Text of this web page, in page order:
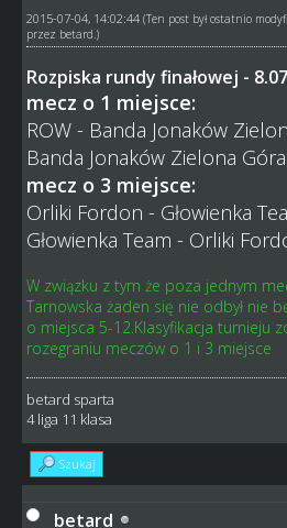
2015-07-04, 14:02:44 (Ten post był ostatnio
przez betard .)
Rozpiska rundy finałowej -
mecz o 1 miejsce:
ROW - Banda Jonaków
Banda Jonaków Zielona
mecz o 3 miejsce:
Orliki Fordon - Głowienka
Głowienka Team - Orliki
W związku z tym że poza jednym
Tarnowska żaden się nie odbył nie
o miejsca 5-12.Klasyfikacja turnieju
rozegraniu meczów o 1 i 3 miejsce
betard sparta
4 liga 11 klasa
Szukaj
betard